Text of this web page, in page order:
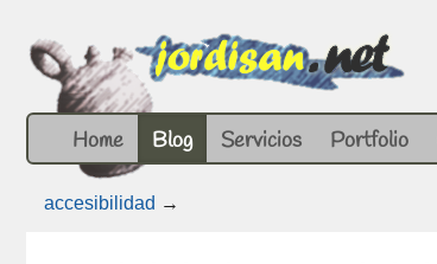
Home Blog Servicios Portfolio
accesibilidad →